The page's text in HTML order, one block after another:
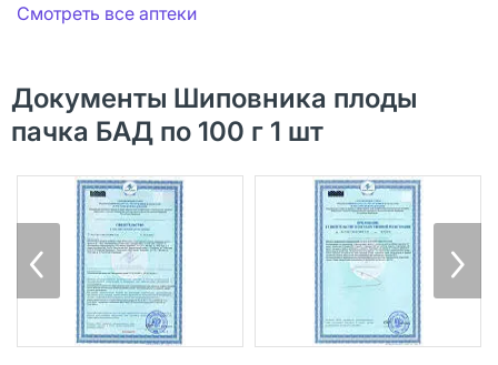
Смотреть все аптеки
Документы Шиповника плоды
пачка БАД по 100 г 1 шт